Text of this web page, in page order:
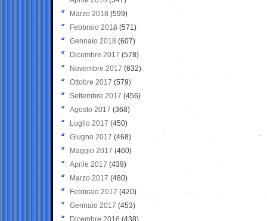
Marzo 2018 (599)
Febbraio 2018 (571)
Gennaio 2018 (607)
Dicembre 2017 (578)
Novembre 2017 (632)
Ottobre 2017 (579)
Settembre 2017 (456)
Agosto 2017 (368)
Luglio 2017 (450)
Giugno 2017 (468)
Maggio 2017 (460)
Aprile 2017 (439)
Marzo 2017 (480)
Febbraio 2017 (420)
Gennaio 2017 (453)
Dicembre 2016 (438)